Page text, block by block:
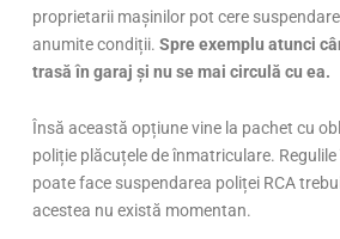
proprietarii mașinilor pot cere
anumite condiții.Spre exemplu atunci
trasă în garaj și nu se mai circulă cu ea.
Însă această opțiune vine la pachet cu
poliție plăcuțele de înmatriculare.
poate face suspendarea poliței RCA
acestea nu există momentan.